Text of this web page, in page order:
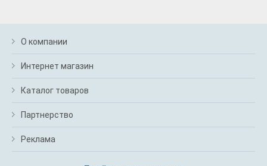
О компании
Интернет магазин
Каталог товаров
Партнерство
Реклама